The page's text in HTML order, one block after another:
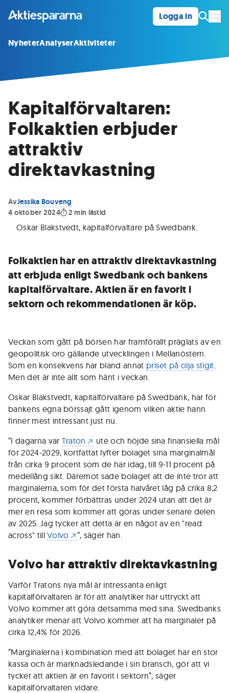
Logga in
NyheterAnalyserAktiviteter
Kapitalförvaltaren:
Folkaktien erbjuder
attraktiv
direktavkastning
AvJessika Bouveng
4 oktober 2024
2 min lästid
Oskar Blakstvedt, kapitalförvaltare på Swedbank.
Folkaktien har en attraktiv direktavkastning
att erbjuda enligt Swedbank och bankens
kapitalförvaltare. Aktien är en favorit i
sektorn och rekommendationen är köp.
Veckan som gått på börsen har framförallt präglats av en
geopolitisk oro gällande utvecklingen i Mellanöstern.
Som en konsekvens har bland annat priset på olja stigit.
Men det är inte allt som hänt i veckan.
Oskar Blakstvedt, kapitalförvaltare på Swedbank, har för
bankens egna börssajt gått igenom vilken aktie hann
finner mest intressant just nu.
”I dagarna var Traton
ute och höjde sina finansiella mål
för 2024-2029, kortfattat lyfter bolaget sina marginalmål
från cirka 9 procent som de har idag, till 9-11 procent på
medellång sikt. Däremot sade bolaget att de inte tror att
marginalerna, som för det första halvåret låg på crika 8,2
procent, kommer förbättras under 2024 utan att det är
mer en resa som kommer att göras under senare delen
av 2025. Jag tycker att detta är en något av en "read
across" tillVolvo ”, säger han.
Volvo har attraktiv direktavkastning
Varför Tratons nya mål är intressanta enligt
kapitalförvaltaren är för att analytiker har uttryckt att
Volvo kommer att göra detsamma med sina. Swedbanks
analytiker menar att Volvo kommer att ha marginaler på
cirka 12,4% för 2026.
”Marginalerna i kombination med att bolaget har en stor
kassa och är marknadsledande i sin bransch, gör att vi
tycker att aktien är en favorit i sektorn”, säger
kapitalförvaltaren vidare.